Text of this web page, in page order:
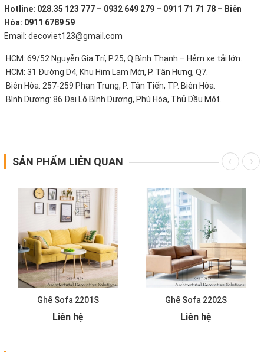
Hotline: 028.35 123 777 – 0932 649 279 – 0911 71 71 78 – Biên
Hòa: 0911 6789 59
Email: decoviet123@gmail.com
HCM: 69/52 Nguyễn Gia Trí, P.25, Q.Bình Thạnh – Hẻm xe tải lớn.
HCM: 31 Đường D4, Khu Him Lam Mới, P. Tân Hưng, Q7.
Biên Hòa: 257-259 Phan Trung, P. Tân Tiến, TP. Biên Hòa.
Bình Dương: 86 Đại Lộ Bình Dương, Phú Hòa, Thủ Dầu Một.
SẢN PHẨM LIÊN QUAN
Ghế Sofa 2201S
Liên hệ
Ghế Sofa 2202S
Liên hệ